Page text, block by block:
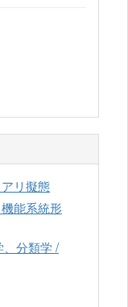
リ擬態
能系統形
分類学 /